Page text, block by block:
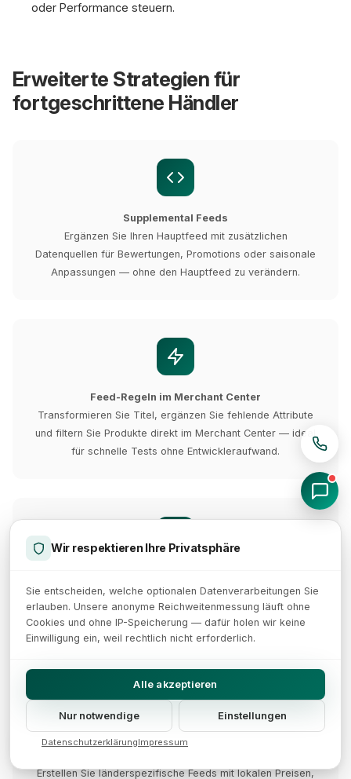
oder Performance steuern.
Erweiterte Strategien für
fortgeschrittene Händler
Supplemental Feeds
Ergänzen Sie Ihren Hauptfeed mit zusätzlichen
Datenquellen für Bewertungen, Promotions oder saisonale
Anpassungen — ohne den Hauptfeed zu verändern.
Feed-Regeln im Merchant Center
Transformieren Sie Titel, ergänzen Sie fehlende Attribute
und filtern Sie Produkte direkt im Merchant Center — ideal
für schnelle Tests ohne Entwickleraufwand.
Passen Sie Preise und Sale-Preise im Feed basierend auf
Wettbewerber-Daten, Lagerbestand und Nachfrage an —
für optimale Marge und Sichtbarkeit.
Erstellen Sie länderspezifische Feeds mit lokalen Preisen,
Wir respektieren Ihre Privatsphäre
Sie entscheiden, welche optionalen Datenverarbeitungen Sie
erlauben. Unsere anonyme Reichweitenmessung läuft ohne
Cookies und ohne IP-Speicherung — dafür holen wir keine
Einwilligung ein, weil rechtlich nicht erforderlich.
Alle akzeptieren
Nur notwendige Einstellungen
DatenschutzerklärungImpressum